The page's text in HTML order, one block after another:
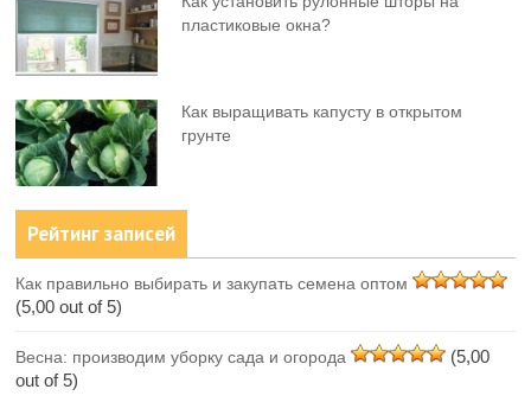
пластиковые окна?
Как выращивать капусту в открытом
грунте
Рейтинг записей
Как правильно выбирать и закупать семена оптом
(5,00 out of 5)
Весна: производим уборку сада и огорода
(5,00
out of 5)